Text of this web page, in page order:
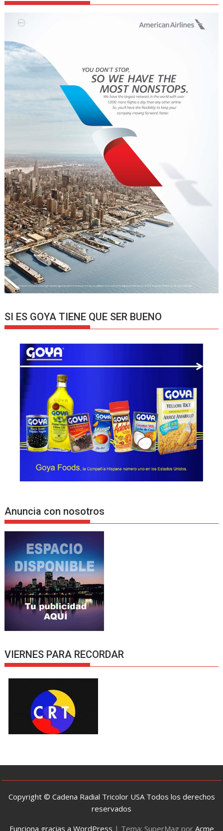
SI ES GOYA TIENE QUE SER BUENO
Anuncia con nosotros
VIERNES PARA RECORDAR
Copyright © Cadena Radial Tricolor USA Todos los derechos
reservados
Funciona gracias a WordPress | Tema: SuperMag por Acme